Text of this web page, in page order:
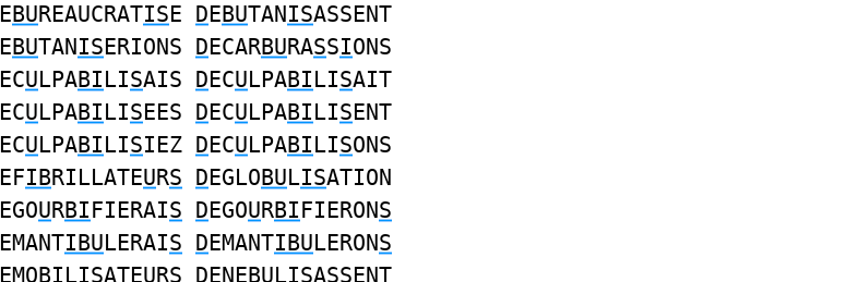
EBUREAUCRATISE DEBUTANISASSENT
EBUTANISERIONS DECARBURASSIONS
ECULPABILISAIS DECULPABILISAIT
ECULPABILISEES DECULPABILISENT
ECULPABILISIEZ DECULPABILISONS
EFIBRILLATEURS DEGLOBULISATION
EGOURBIFIERAIS DEGOURBIFIERONS
EMANTIBULERAIS DEMANTIBULERONS
EMOBILISATEURS DENEBULISASSENT